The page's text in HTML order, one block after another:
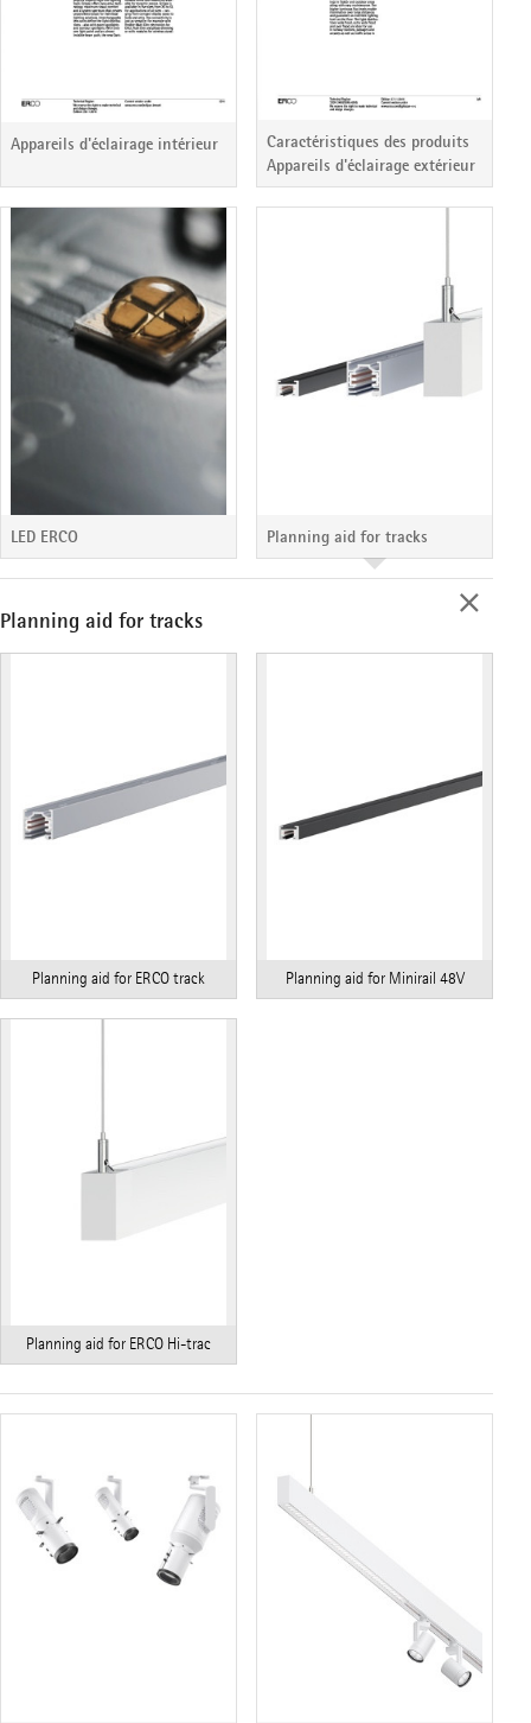
Appareils d'éclairage intérieur
Caractéristiques des produits
Appareils d'éclairage extérieur
LED ERCO Planning aid for tracks
Planning aid for tracks
Planning aid for ERCO track Planning aid for Minirail 48V
Planning aid for ERCO Hi-trac